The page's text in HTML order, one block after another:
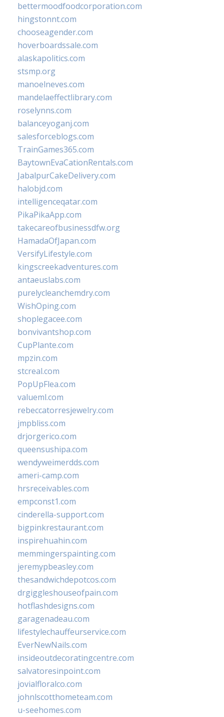
bettermoodfoodcorporation.com
hingstonnt.com
chooseagender.com
hoverboardssale.com
alaskapolitics.com
stsmp.org
manoelneves.com
mandelaeffectlibrary.com
roselynns.com
balanceyoganj.com
salesforceblogs.com
TrainGames365.com
BaytownEvaCationRentals.com
JabalpurCakeDelivery.com
halobjd.com
intelligenceqatar.com
PikaPikaApp.com
takecareofbusinessdfw.org
HamadaOfJapan.com
VersifyLifestyle.com
kingscreekadventures.com
antaeuslabs.com
purelycleanchemdry.com
WishOping.com
shoplegacee.com
bonvivantshop.com
CupPlante.com
mpzin.com
stcreal.com
PopUpFlea.com
valueml.com
rebeccatorresjewelry.com
jmpbliss.com
drjorgerico.com
queensushipa.com
wendyweimerdds.com
ameri-camp.com
hrsreceivables.com
empconst1.com
cinderella-support.com
bigpinkrestaurant.com
inspirehuahin.com
memmingerspainting.com
jeremypbeasley.com
thesandwichdepotcos.com
drgiggleshouseofpain.com
hotflashdesigns.com
garagenadeau.com
lifestylechauffeurservice.com
EverNewNails.com
insideoutdecoratingcentre.com
salvatoresinpoint.com
jovialfloralco.com
johnlscotthometeam.com
u-seehomes.com